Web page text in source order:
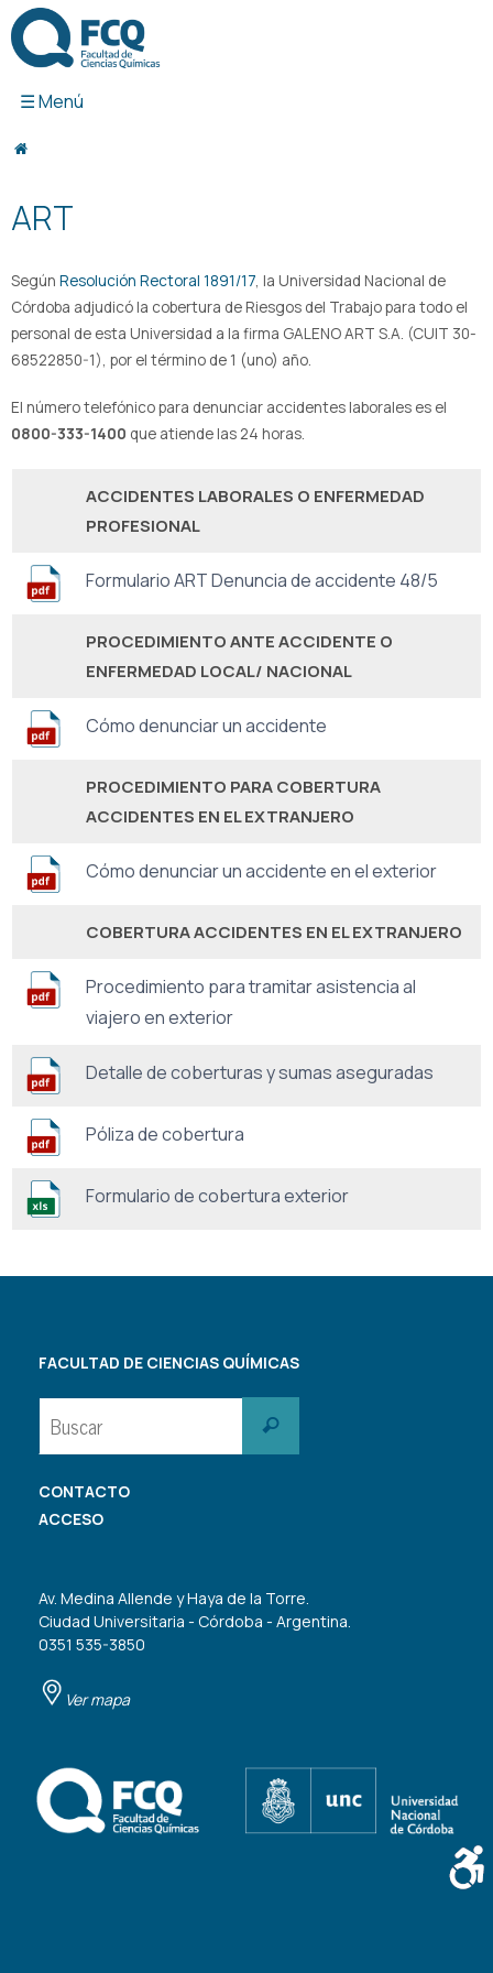
contenido
ART
Según Resolución Rectoral 1891/17 , la Universidad Nacional de
Córdoba adjudicó la cobertura de Riesgos del Trabajo para todo el
personal de esta Universidad a la firma GALENO ART S.A. (CUIT 30-
68522850-1), por el término de 1 (uno) año.
El número telefónico para denunciar accidentes laborales es el
0800-333-1400 que atiende las 24 horas.
ACCIDENTES LABORALES O ENFERMEDAD
PROFESIONAL
Formulario ART Denuncia de accidente 48/5
PROCEDIMIENTO ANTE ACCIDENTE O
ENFERMEDAD LOCAL/ NACIONAL
Cómo denunciar un accidente
PROCEDIMIENTO PARA COBERTURA
ACCIDENTES EN EL EXTRANJERO
Cómo denunciar un accidente en el exterior
COBERTURA ACCIDENTES EN EL EXTRANJERO
Procedimiento para tramitar asistencia al
viajero en exterior
Detalle de coberturas y sumas aseguradas
Póliza de cobertura
Formulario de cobertura exterior
FACULTAD DE CIENCIAS QUÍMICAS
Buscar
CONTACTO
ACCESO
Av. Medina Allende y Haya de la Torre.
Ciudad Universitaria - Córdoba - Argentina.
0351 535-3850
Ver mapa